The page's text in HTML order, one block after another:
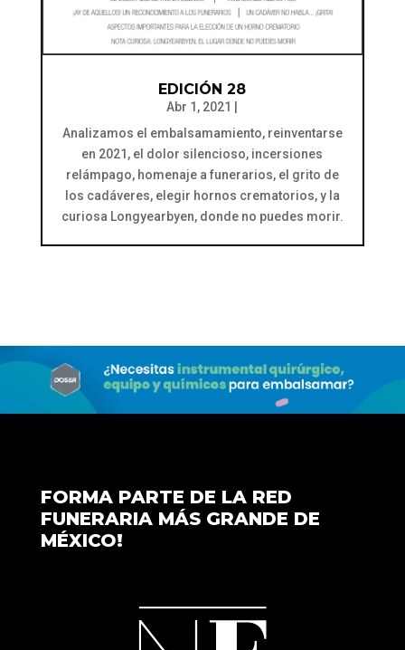
EDICIÓN 28
Abr 1, 2021
Analizamos el embalsamamiento, reinventarse
en 2021, el dolor silencioso, incersiones
relámpago, homenaje a funerarios, el grito de
los cadáveres, elegir hornos crematorios, y la
curiosa Longyearbyen, donde no puedes morir.
FORMA PARTE DE LA RED
FUNERARIA MÁS GRANDE DE
MÉXICO!